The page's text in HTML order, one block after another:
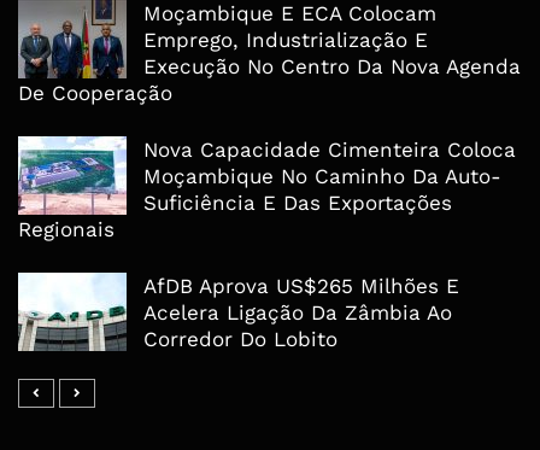
Moçambique E ECA Colocam
Emprego, Industrialização E
Execução No Centro Da Nova Agenda
De Cooperação
Nova Capacidade Cimenteira Coloca
Moçambique No Caminho Da Auto-
Suficiência E Das Exportações
Regionais
AfDB Aprova US$265 Milhões E
Acelera Ligação Da Zâmbia Ao
Corredor Do Lobito